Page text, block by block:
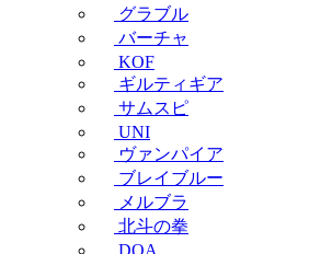
グラブル
バーチャ
KOF
ギルティギア
サムスピ
UNI
ヴァンパイア
ブレイブルー
メルブラ
北斗の拳
DOA